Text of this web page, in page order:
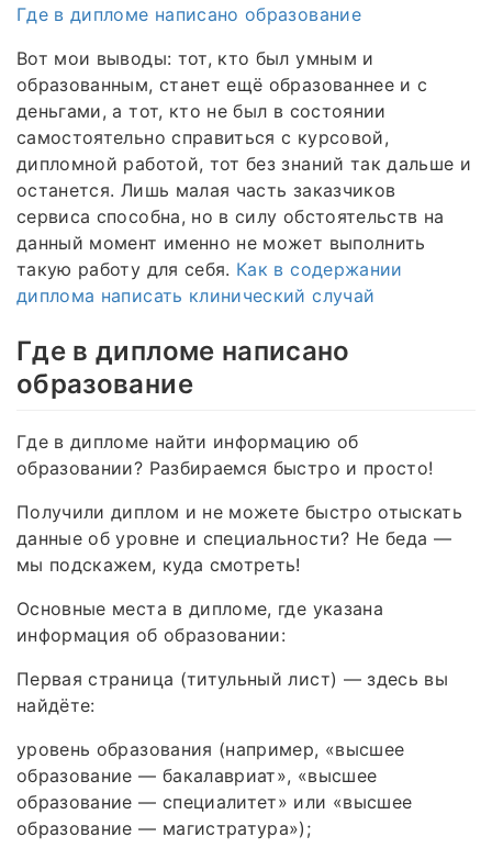
Где в дипломе написано образование
Вот мои выводы: тот, кто был умным и
образованным, станет ещё образованнее и с
деньгами, а тот, кто не был в состоянии
самостоятельно справиться с курсовой,
дипломной работой, тот без знаний так дальше и
останется. Лишь малая часть заказчиков
сервиса способна, но в силу обстоятельств на
данный момент именно не может выполнить
такую работу для себя. Как в содержании
диплома написать клинический случай
Где в дипломе написано
образование
Где в дипломе найти информацию об
образовании? Разбираемся быстро и просто!
Получили диплом и не можете быстро отыскать
данные об уровне и специальности? Не беда —
мы подскажем, куда смотреть!
Основные места в дипломе, где указана
информация об образовании:
Первая страница (титульный лист) — здесь вы
найдёте:
уровень образования (например, «высшее
образование — бакалавриат», «высшее
образование — специалитет» или «высшее
образование — магистратура»);